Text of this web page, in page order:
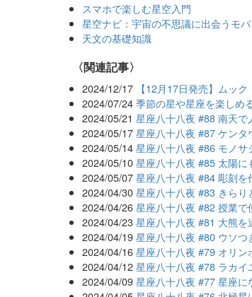
スマホで楽しむ星空入門
星空ナビ：宇宙の不思議に出会うモ
天文の基礎知識
関連記事
2024/12/17 【12月17日発売】ムッ
2024/07/24 季節の星や星座を楽しめ
2024/05/21 星座八十八夜 #88 南天で
2024/05/17 星座八十八夜 #87 ケンタ
2024/05/14 星座八十八夜 #86 モノサ
2024/05/10 星座八十八夜 #85 太陽に
2024/05/07 星座八十八夜 #84 彫刻を
2024/04/30 星座八十八夜 #83 きらり
2024/04/26 星座八十八夜 #82 授業で
2024/04/23 星座八十八夜 #81 大熊を
2024/04/19 星座八十八夜 #80 ウソつ
2024/04/16 星座八十八夜 #79 オリン
2024/04/12 星座八十八夜 #78 ラカイ
2024/04/09 星座八十八夜 #77 星座に